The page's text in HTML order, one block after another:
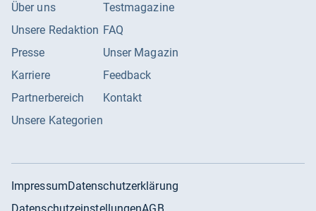
Über uns
Unsere Redaktion
Presse
Karriere
Partnerbereich
Unsere Kategorien
Testmagazine
FAQ
Unser Magazin
Feedback
Kontakt
ImpressumDatenschutzerklärung